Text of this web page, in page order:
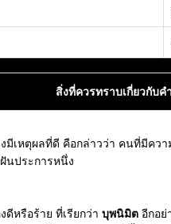
สิ่งที่ควรทราบเกี่ยวกับ
เหตุผลที่ดี คือกล่าวว่า คนที่มีคว
นประการหนึ่ง
หรือร้าย ที่เรียกว่า บุพนิมิต อีกอย่